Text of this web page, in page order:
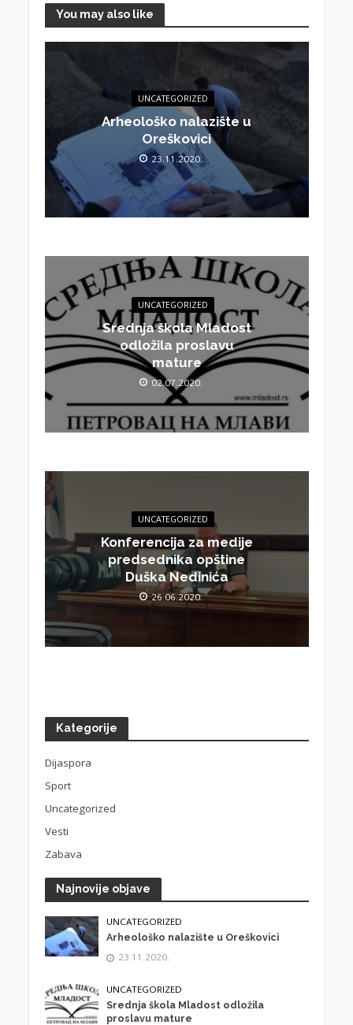
You may also like
UNCATEGORIZED
Arheološko nalazište u
Oreškovici
23.11.2020.
UNCATEGORIZED
Srednja škola Mladost
odložila proslavu
mature
02.07.2020.
UNCATEGORIZED
Konferencija za medije
predsednika opštine
Duška Nedinića
26.06.2020.
Kategorije
Dijaspora
Sport
Uncategorized
Vesti
Zabava
Najnovije objave
UNCATEGORIZED
Arheološko nalazište u Oreškovici
23.11.2020.
UNCATEGORIZED
Srednja škola Mladost odložila
proslavu mature